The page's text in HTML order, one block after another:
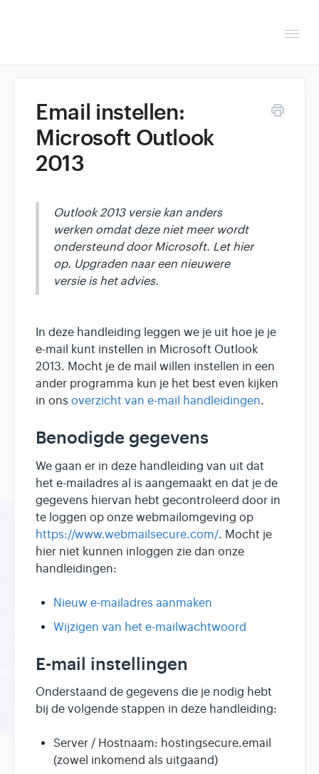
Helpdesk
Contact
Klantenpaneel →
Email instellen:
Microsoft Outlook
2013
Outlook 2013 versie kan anders
werken omdat deze niet meer wordt
ondersteund door Microsoft. Let hier
op. Upgraden naar een nieuwere
versie is het advies.
In deze handleiding leggen we je uit hoe je je
e-mail kunt instellen in Microsoft Outlook
2013. Mocht je de mail willen instellen in een
ander programma kun je het best even kijken
in ons overzicht van e-mail handleidingen.
Benodigde gegevens
We gaan er in deze handleiding van uit dat
het e-mailadres al is aangemaakt en dat je de
gegevens hiervan hebt gecontroleerd door in
te loggen op onze webmailomgeving op
https://www.webmailsecure.com/. Mocht je
hier niet kunnen inloggen zie dan onze
handleidingen:
Nieuw e-mailadres aanmaken
Wijzigen van het e-mailwachtwoord
E-mail instellingen
Onderstaand de gegevens die je nodig hebt
bij de volgende stappen in deze handleiding:
Server / Hostnaam: hostingsecure.email
(zowel inkomend als uitgaand)